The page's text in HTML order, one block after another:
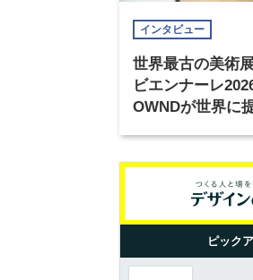
インタビュー
世界最古の美術
ビエンナーレ
OWNDが世界に
ピック